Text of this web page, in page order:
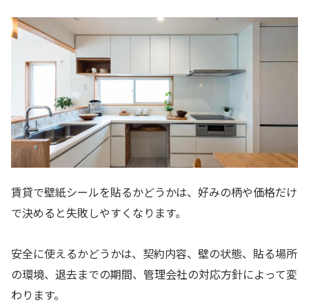
賃貸で壁紙シールを貼るかどうかは、好みの柄や価格だけ
で決めると失敗しやすくなります。
安全に使えるかどうかは、契約内容、壁の状態、貼る場所
の環境、退去までの期間、管理会社の対応方針によって変
わります。